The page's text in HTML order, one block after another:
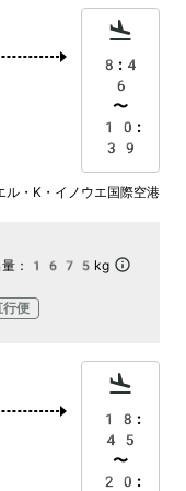
8:4
6
〜
10:
39
ル・K・イノウエ国際空港
： 1675kg
行便
18:
45
〜
20: